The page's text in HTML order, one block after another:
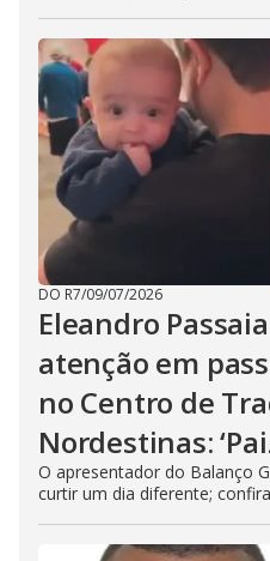
DO R7/09/07/2026
Eleandro
atenção em
no Centro de
Nordestinas:
O apresentador do Balanço
curtir um dia diferente;